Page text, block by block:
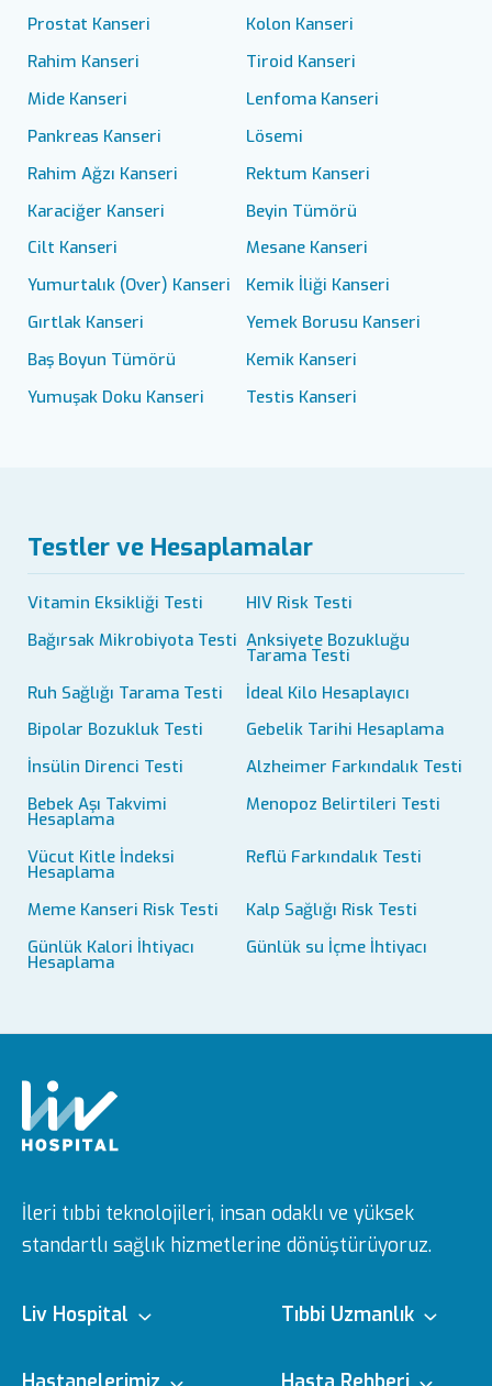
Prostat Kanseri
Kolon Kanseri
Rahim Kanseri
Tiroid Kanseri
Mide Kanseri
Lenfoma Kanseri
Pankreas Kanseri
Lösemi
Rahim Ağzı Kanseri
Rektum Kanseri
Karaciğer Kanseri
Beyin Tümörü
Cilt Kanseri
Mesane Kanseri
Yumurtalık (Over) Kanseri
Kemik İliği Kanseri
Gırtlak Kanseri
Yemek Borusu Kanseri
Baş Boyun Tümörü
Kemik Kanseri
Yumuşak Doku Kanseri
Testis Kanseri
Testler ve Hesaplamalar
Vitamin Eksikliği Testi
HIV Risk Testi
Bağırsak Mikrobiyota Testi Anksiyete Bozukluğu
Tarama Testi
Ruh Sağlığı Tarama Testi
İdeal Kilo Hesaplayıcı
Bipolar Bozukluk Testi
Gebelik Tarihi Hesaplama
İnsülin Direnci Testi
Alzheimer Farkındalık Testi
Bebek Aşı Takvimi
Hesaplama
Menopoz Belirtileri Testi
Vücut Kitle İndeksi
Hesaplama
Reflü Farkındalık Testi
Meme Kanseri Risk Testi
Kalp Sağlığı Risk Testi
Günlük Kalori İhtiyacı
Hesaplama
Günlük su İçme İhtiyacı
İleri tıbbi teknolojileri, insan odaklı ve yüksek
standartlı sağlık hizmetlerine dönüştürüyoruz.
Liv Hospital
Hakkımızda
Tıbbi Uzmanlık
Tıbbi Branşlar